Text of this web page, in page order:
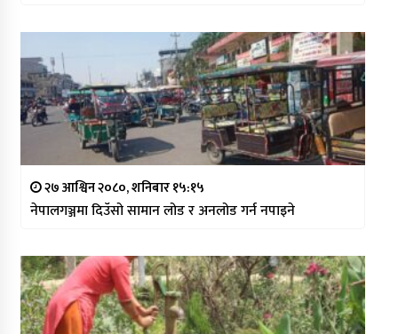
२७ आश्विन २०८०, शनिबार १५:१५
नेपालगञ्जमा दिउँसो सामान लोड र अनलोड गर्न नपाइने